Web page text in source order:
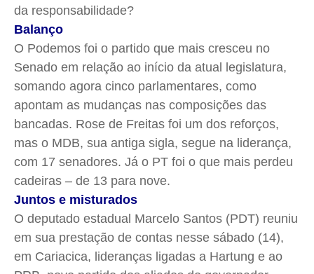
da responsabilidade?
Balanço
O Podemos foi o partido que mais cresceu no
Senado em relação ao início da atual legislatura,
somando agora cinco parlamentares, como
apontam as mudanças nas composições das
bancadas. Rose de Freitas foi um dos reforços,
mas o MDB, sua antiga sigla, segue na liderança,
com 17 senadores. Já o PT foi o que mais perdeu
cadeiras – de 13 para nove.
Juntos e misturados
O deputado estadual Marcelo Santos (PDT) reuniu
em sua prestação de contas nesse sábado (14),
em Cariacica, lideranças ligadas a Hartung e ao